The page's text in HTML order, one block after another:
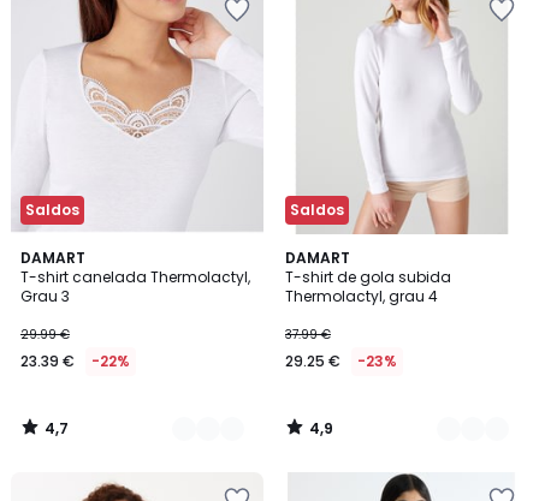
Saldos
DAMART
T-shirt canelada Thermolactyl,
Grau 3
29.99 €
23.39 € -22%
4,7
/ 5
3
Cores
4,7
/
Saldos
DAMART
T-shirt de gola subida
Thermolactyl, grau 4
37.99 €
29.25 € -23%
4,9
/ 5
2
Cores
4,9
/